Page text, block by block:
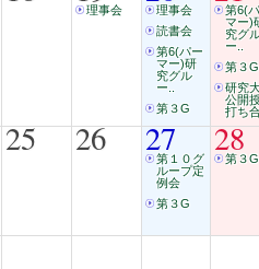
理事会
理事会
読書会
第6(パー
マー)研
究グル
ー..
第３G
第6(
マー)
究グ
ー..
第３G
研究
公開
打ち
25 26 27
第１０グ
ループ定
例会
第３G
28
第３G